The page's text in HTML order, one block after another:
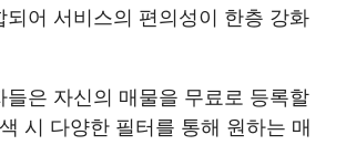
되어 서비스의 편의성이 한층 강화
들은 자신의 매물을 무료로 등록할
시 다양한 필터를 통해 원하는 매